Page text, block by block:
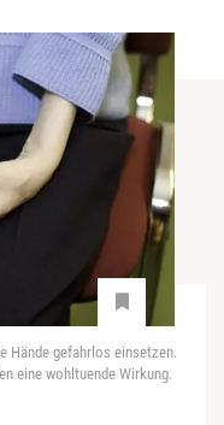
Hände gefahrlos einsetzen.
eine wohltuende Wirkung.